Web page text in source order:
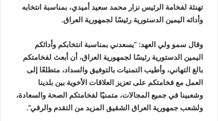
تهنئة لفخامة الرئيس نزار محمد سعيد أميدي، بمناسبة انتخابه
وأدائه اليمين الدستورية رئيسًا لجمهورية العراق.
وقال سمو ولي العهد: “يسعدني بمناسبة انتخابكم وأدائكم
اليمين الدستورية رئيسًا لجمهورية العراق، أن أبعث لفخامتكم
بالغ التهاني، وأطيب التمنيات بالتوفيق والسداد، متطلعًا إلى
العمل مع فخامتكم على تعزيز العلاقات الأخوية بين بلدينا
وشعبينا في جميع المجالات، متمنيًا لفخامتكم الصحة والسعادة،
ولشعب جمهورية العراق الشقيق المزيد من التقدم والرقي”.